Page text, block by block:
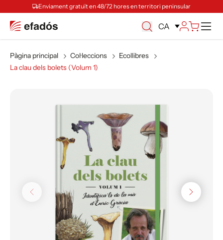
Enviament gratuït en 48/72 hores en territori peninsular
CA
Pàgina principal Col·leccions
Ecollibres
La clau dels bolets (Volum 1)